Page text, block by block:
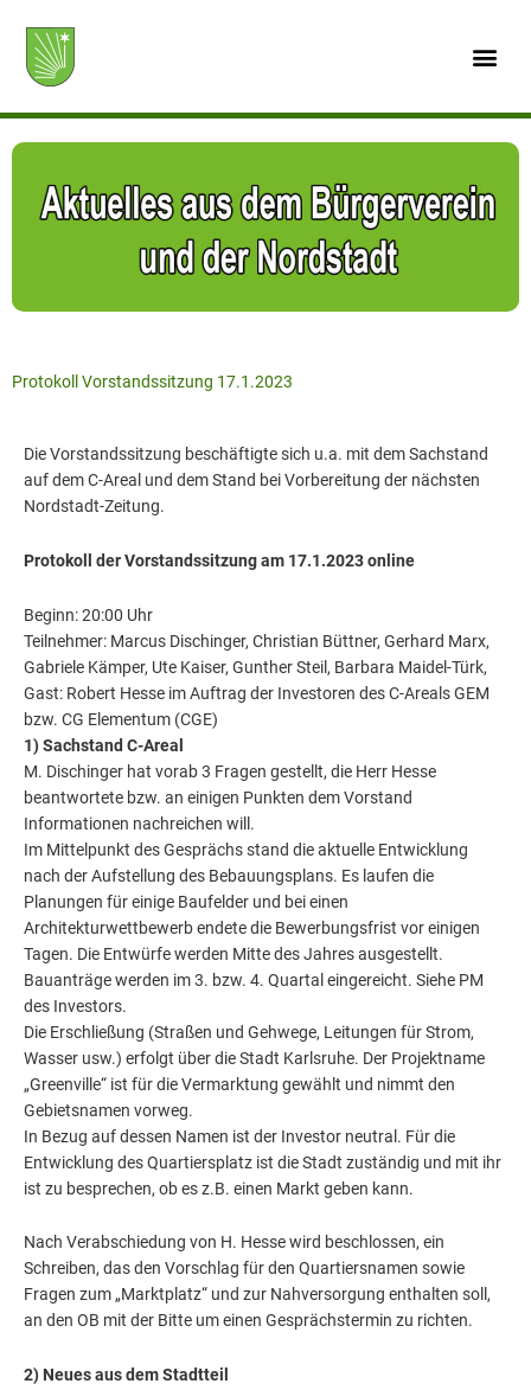
Inhalt
springen
Protokoll Vorstandssitzung 17.1.2023
Die Vorstandssitzung beschäftigte sich u.a. mit dem Sachstand
auf dem C-Areal und dem Stand bei Vorbereitung der nächsten
Nordstadt-Zeitung.
Protokoll der Vorstandssitzung am 17.1.2023 online
Beginn: 20:00 Uhr
Teilnehmer: Marcus Dischinger, Christian Büttner, Gerhard Marx,
Gabriele Kämper, Ute Kaiser, Gunther Steil, Barbara Maidel-Türk,
Gast: Robert Hesse im Auftrag der Investoren des C-Areals GEM
bzw. CG Elementum (CGE)
1) Sachstand C-Areal
M. Dischinger hat vorab 3 Fragen gestellt, die Herr Hesse
beantwortete bzw. an einigen Punkten dem Vorstand
Informationen nachreichen will.
Im Mittelpunkt des Gesprächs stand die aktuelle Entwicklung
nach der Aufstellung des Bebauungsplans. Es laufen die
Planungen für einige Baufelder und bei einen
Architekturwettbewerb endete die Bewerbungsfrist vor einigen
Tagen. Die Entwürfe werden Mitte des Jahres ausgestellt.
Bauanträge werden im 3. bzw. 4. Quartal eingereicht. Siehe PM
des Investors.
Die Erschließung (Straßen und Gehwege, Leitungen für Strom,
Wasser usw.) erfolgt über die Stadt Karlsruhe. Der Projektname
„Greenville“ ist für die Vermarktung gewählt und nimmt den
Gebietsnamen vorweg.
In Bezug auf dessen Namen ist der Investor neutral. Für die
Entwicklung des Quartiersplatz ist die Stadt zuständig und mit ihr
ist zu besprechen, ob es z.B. einen Markt geben kann.
Nach Verabschiedung von H. Hesse wird beschlossen, ein
Schreiben, das den Vorschlag für den Quartiersnamen sowie
Fragen zum „Marktplatz“ und zur Nahversorgung enthalten soll,
an den OB mit der Bitte um einen Gesprächstermin zu richten.
2) Neues aus dem Stadtteil